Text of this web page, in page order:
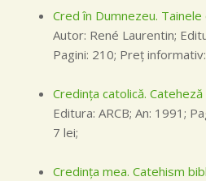
Cred în Dumnezeu.
Autor: René Laurentin;
Pagini: 210; Preţ
Credinţa catolică.
Editura: ARCB; An: 1991;
7 lei;
Credinţa mea. Catehism